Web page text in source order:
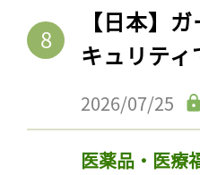
【日本】
キュリテ
2026/07/25
医薬品・医療